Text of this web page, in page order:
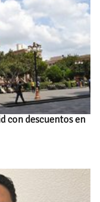
con descuentos en